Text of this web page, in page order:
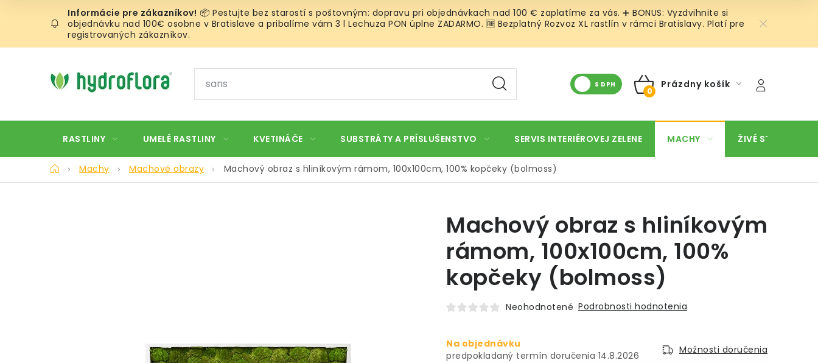
📦 Pestujte bez starostí s poštovným: dopravu pri objednávkach nad 100 € zaplatíme za vás. ➕ BONUS: Vyzdvihnite si
objednávku nad 100€ osobne v Bratislave a pribalíme vám 3 l Lechuza PON úplne ZADARMO. 🆓 Bezplatný Rozvoz XL rastlín v rámci Bratislavy. Platí pre
registrovaných zákazníkov.
S DPH
NÁKUPNÝ
Prázdny košík
RASTLINY UMELÉ RASTLINY KVETINÁČE SUBSTRÁTY A PRÍSLUŠENSTVO SERVIS INTERIÉROVEJ ZELENE MACHY ŽIVÉ STENY
DomovMachy Machové obrazy Machový obraz s hliníkovým rámom, 100x100cm, 100% kopčeky (bolmoss)
Machový obraz s hliníkovým
rámom, 100x100cm, 100%
kopčeky (bolmoss)
Neohodnotené Podrobnosti hodnotenia
Na objednávku
14.8.2026
Možnosti doručenia